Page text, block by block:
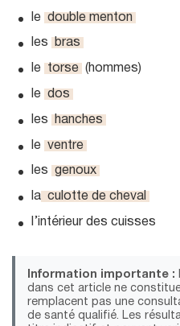
le double menton
les bras
le torse (hommes)
le dos
les hanches
le ventre
les genoux
la culotte de cheval
l’intérieur des cuisses
Information importante :
dans cet article ne
remplacent pas une
de santé qualifié. Les